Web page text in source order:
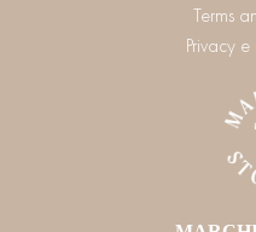
Terms
Privacy